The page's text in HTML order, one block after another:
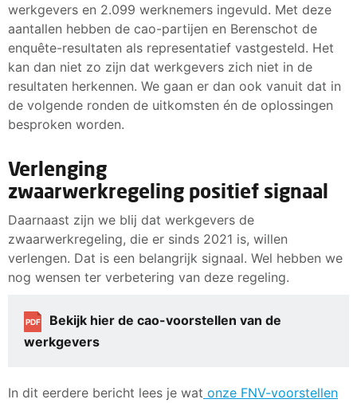
werkgevers en 2.099 werknemers ingevuld. Met deze
aantallen hebben de cao-partijen en Berenschot de
enquête-resultaten als representatief vastgesteld. Het
kan dan niet zo zijn dat werkgevers zich niet in de
resultaten herkennen. We gaan er dan ook vanuit dat in
de volgende ronden de uitkomsten én de oplossingen
besproken worden.
Verlenging
zwaarwerkregeling positief signaal
Daarnaast zijn we blij dat werkgevers de
zwaarwerkregeling, die er sinds 2021 is, willen
verlengen. Dat is een belangrijk signaal. Wel hebben we
nog wensen ter verbetering van deze regeling.
PDF
Bekijk hier de cao-voorstellen van de
werkgevers
In dit eerdere bericht lees je wat onze FNV-voorstellen